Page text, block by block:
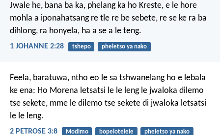
Jwale he, bana ba ka, phelang ka ho Kreste, e le hore
mohla a iponahatsang re tle re be sebete, re se ke ra ba
dihlong, ra honyela, ha a se a le teng.
1 JOHANNE 2:28 tshepo pheletso ya nako
Feela, baratuwa, ntho eo le sa tshwanelang ho e lebala
ke ena: Ho Morena letsatsi le le leng le jwaloka dilemo
tse sekete, mme le dilemo tse sekete di jwaloka letsatsi
le le leng.
2 PETROSE 3:8 Modimo bopelotelele pheletso ya nako